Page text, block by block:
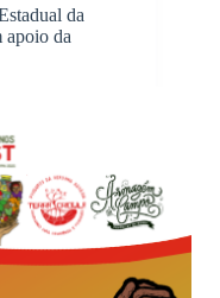
da
apoio da